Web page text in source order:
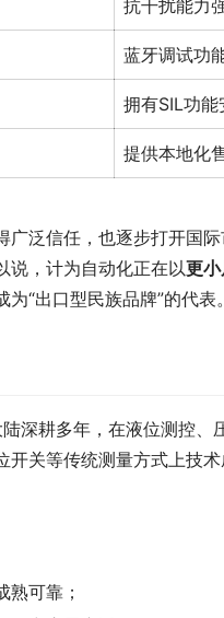
抗干扰能力
蓝牙调试功
拥有SIL功
提供本地化
泛信任，也逐步打开国际
说，计为自动化正在以更
“出口型民族品牌”的代表。
耕多年，在液位测控、
开关等传统测量方式上技
熟可靠；